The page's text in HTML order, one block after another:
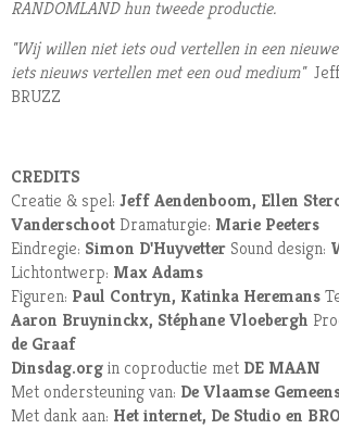
RANDOMLAND hun tweede productie.
"Wij willen niet iets oud vertellen in een
iets nieuws vertellen met een oud medium"
BRUZZ
CREDITS
Creatie & spel: Jeff Aendenboom, Ellen
Vanderschoot Dramaturgie: Marie Peeters
Eindregie: Simon D'Huyvetter Sound design:
Lichtontwerp: Max Adams
Figuren: Paul Contryn, Katinka Heremans
Aaron Bruyninckx, Stéphane Vloebergh
de Graaf
Dinsdag.orgin coproductie met DE MAAN
Met ondersteuning van: De Vlaamse
Met dank aan: Het internet, De Studio en